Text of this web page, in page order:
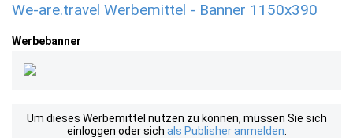
We-are.travel Werbemittel - Banner 1150x390
Werbebanner
Um dieses Werbemittel nutzen zu können, müssen Sie sich
einloggen oder sich als Publisher anmelden